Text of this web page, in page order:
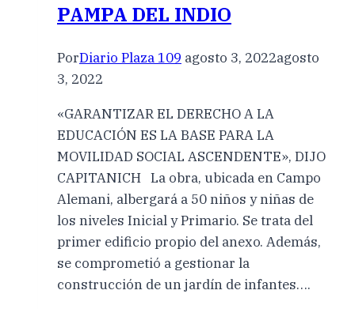
PAMPA DEL INDIO
PorDiario Plaza 109 agosto 3, 2022agosto
3, 2022
«GARANTIZAR EL DERECHO A LA
EDUCACIÓN ES LA BASE PARA LA
MOVILIDAD SOCIAL ASCENDENTE», DIJO
CAPITANICH La obra, ubicada en Campo
Alemani, albergará a 50 niños y niñas de
los niveles Inicial y Primario. Se trata del
primer edificio propio del anexo. Además,
se comprometió a gestionar la
construcción de un jardín de infantes….